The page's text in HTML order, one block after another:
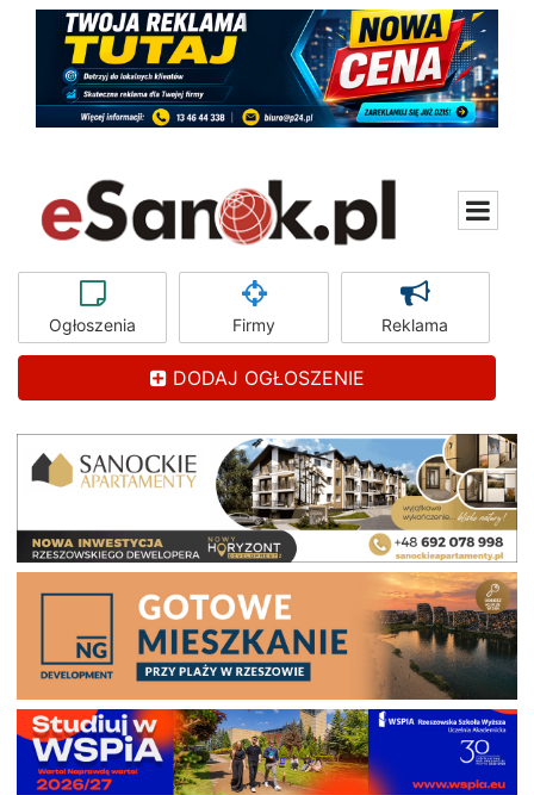
Ogłoszenia Firmy Reklama
DODAJ OGŁOSZENIE